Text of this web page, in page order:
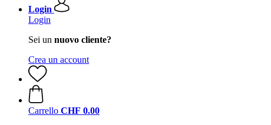
Login
Login
Sei un nuovo cliente?
Crea un account
Carrello CHF 0.00